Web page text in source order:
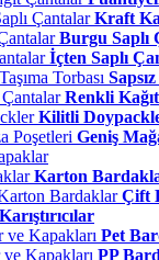
Kraft
Burgu Saplı
İçten Saplı
Renkli
Kilitli
Geniş
Karton
Çift
Karıştırıcılar
Pet
PP